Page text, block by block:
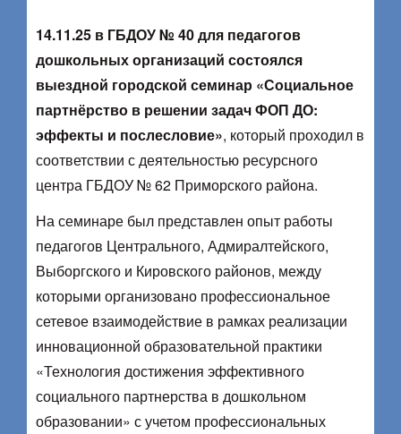
14.11.25 в ГБДОУ № 40 для педагогов
дошкольных организаций состоялся
выездной городской семинар «Социальное
партнёрство в решении задач ФОП ДО:
эффекты и послесловие», который проходил в
соответствии с деятельностью ресурсного
центра ГБДОУ № 62 Приморского района.
На семинаре был представлен опыт работы
педагогов Центрального, Адмиралтейского,
Выборгского и Кировского районов, между
которыми организовано профессиональное
сетевое взаимодействие в рамках реализации
инновационной образовательной практики
«Технология достижения эффективного
социального партнерства в дошкольном
образовании» с учетом профессиональных